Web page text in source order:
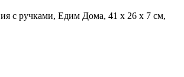
с ручками, Едим Дома, 41 x 26 x 7 см,